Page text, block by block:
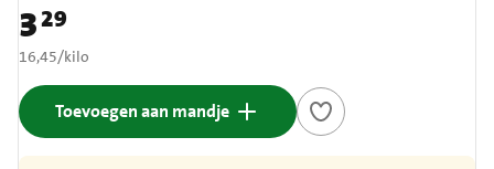
Prijs: € 3,29
329
€ 16,45 per kilo
16,45/kilo
Toevoegen aan mandje